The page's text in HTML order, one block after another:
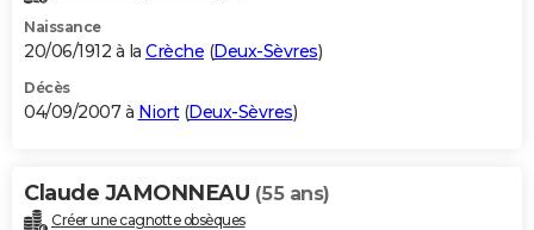
Naissance
20/06/1912 à la Crèche (Deux-Sèvres)
Décès
04/09/2007 à Niort(Deux-Sèvres)
Claude JAMONNEAU (55 ans)
Créer une cagnotte obsèques